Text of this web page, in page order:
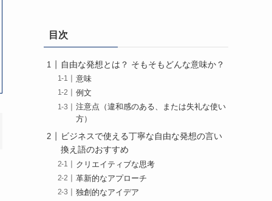
目次
自由な発想とは？ そもそもどんな意味か？
意味
例文
注意点（違和感のある、または失礼な使い
方）
ビジネスで使える丁寧な自由な発想の言い
換え語のおすすめ
クリエイティブな思考
革新的なアプローチ
独創的なアイデア